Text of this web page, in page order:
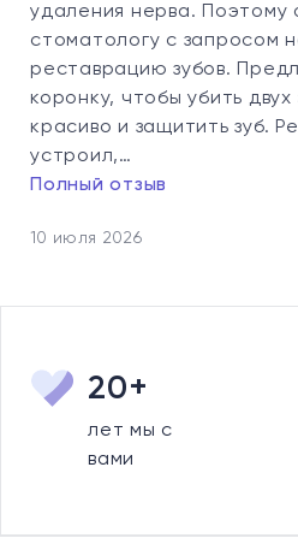
удаления нерва. Поэтому
стоматологу с запросом
реставрацию зубов.
коронку, чтобы убить
красиво и защитить зуб.
устроил,…
Полный отзыв
10 июля 2026
20+
лет мы с
вами